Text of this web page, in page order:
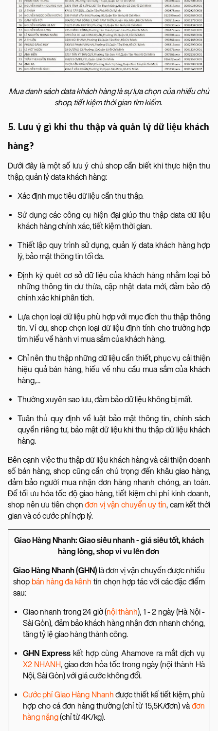
Mua danh sách data khách hàng là sự lựa chọn của nhiều chủ
shop, tiết kiệm thời gian tìm kiếm.
5. Lưu ý gì khi thu thập và quản lý dữ liệu khách
hàng?
Dưới đây là một số lưu ý chủ shop cần biết khi thực hiện thu
thập, quản lý data khách hàng:
Xác định mục tiêu dữ liệu cần thu thập.
Sử dụng các công cụ hiện đại giúp thu thập data dữ liệu
khách hàng chính xác, tiết kiệm thời gian.
Thiết lập quy trình sử dụng, quản lý data khách hàng hợp
lý, bảo mật thông tin tối đa.
Định kỳ quét cơ sở dữ liệu của khách hàng nhằm loại bỏ
những thông tin dư thừa, cập nhật data mới, đảm bảo độ
chính xác khi phân tích.
Lựa chọn loại dữ liệu phù hợp với mục đích thu thập thông
tin. Ví dụ, shop chọn loại dữ liệu định tính cho trường hợp
tìm hiểu về hành vi mua sắm của khách hàng.
Chỉ nên thu thập những dữ liệu cần thiết, phục vụ cải thiện
hiệu quả bán hàng, hiểu về nhu cầu mua sắm của khách
hàng,...
Thường xuyên sao lưu, đảm bảo dữ liệu không bị mất.
Tuân thủ quy định về luật bảo mật thông tin, chính sách
quyền riêng tư, bảo mật dữ liệu khi thu thập dữ liệu khách
hàng.
Bên cạnh việc thu thập dữ liệu khách hàng và cải thiện doanh
số bán hàng, shop cũng cần chú trọng đến khâu giao hàng,
đảm bảo người mua nhận đơn hàng nhanh chóng, an toàn.
Để tối ưu hóa tốc độ giao hàng, tiết kiệm chi phí kinh doanh,
shop nên ưu tiên chọnđơn vị vận chuyển uy tín, cam kết thời
gian và có cước phí hợp lý.
Giao Hàng Nhanh: Giao siêu nhanh - giá siêu tốt, khách
hàng lòng, shop vi vu lên đơn
Giao Hàng Nhanh (GHN) là đơn vị vận chuyển được nhiều
shop bán hàng đa kênh tin chọn hợp tác với các đặc điểm
sau:
Giao nhanh trong 24 giờ (nội thành), 1 - 2 ngày (Hà Nội -
Sài Gòn), đảm bảo khách hàng nhận đơn nhanh chóng,
tăng tỷ lệ giao hàng thành công.
GHN Express kết hợp cùng Ahamove ra mắt dịch vụ
X2 NHANH, giao đơn hỏa tốc trong ngày (nội thành Hà
Nội, Sài Gòn) với giá cước không đổi.
Cước phí Giao Hàng Nhanh được thiết kế tiết kiệm, phù
hợp cho cả đơn hàng thường (chỉ từ 15,5K/đơn) vàđơn
hàng nặng(chỉ từ 4K/kg).